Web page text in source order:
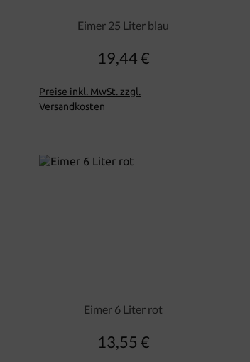
Eimer 25 Liter blau
Regulärer Preis:
19,44 €
Preise inkl. MwSt. zzgl.
Versandkosten
Eimer 6 Liter rot
Regulärer Preis:
13,55 €